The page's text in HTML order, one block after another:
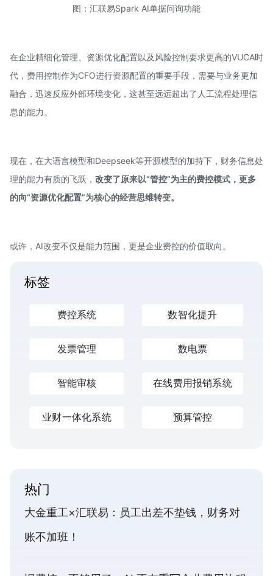
图：汇联易Spark AI单据问询功能
在企业精细化管理、资源优化配置以及风险控制要求更高的VUCA时
代，费用控制作为CFO进行资源配置的重要手段，需要与业务更加
融合，迅速反应外部环境变化，这甚至远远超出了人工流程处理信
息的能力。
现在，在大语言模型和Deepseek等开源模型的加持下，财务信息处
理的能力有质的飞跃， 改变了原来以“管控”为主的费控模式，更多
的向“资源优化配置”为核心的经营思维转变。
或许，AI改变不仅是能力范围，更是企业费控的价值取向。
标签
费控系统 数智化提升
发票管理 数电票
智能审核 在线费用报销系统
业财一体化系统 预算管控
热门
大金重工×汇联易：员工出差不垫钱，财务对
账不加班！